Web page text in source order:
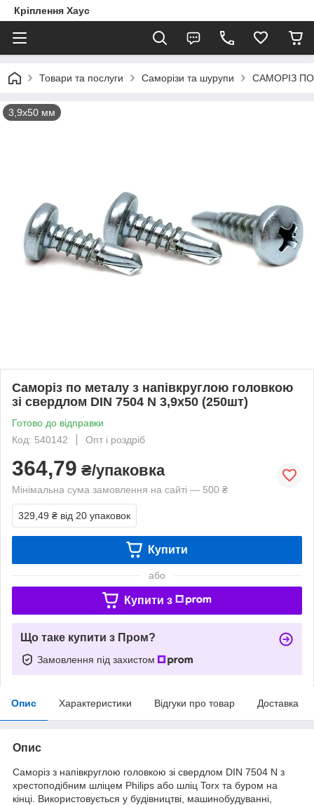
Кріплення Хаус
Товари та послуги Саморізи та шурупи САМОРІЗ
3,9х50 мм
Саморіз по металу з напівкруглою головкою
зі свердлом DIN 7504 N 3,9х50 (250шт)
Готово до відправки
Код: 540142
Опт і роздріб
364,79 ₴/упаковка
Мінімальна сума замовлення на сайті — 500 ₴
329,49 ₴ від 20 упаковок
Купити
або
Купити з
Що таке купити з Пром?
Замовлення під захистом
Опис Характеристики Відгуки про товар Доставка
Опис
Саморіз з напівкруглою головкою зі свердлом DIN 7504 N з
хрестоподібним шліцем Philips або шліц Torx та буром на
кінці. Використовується у будівництві, машинобудуванні,